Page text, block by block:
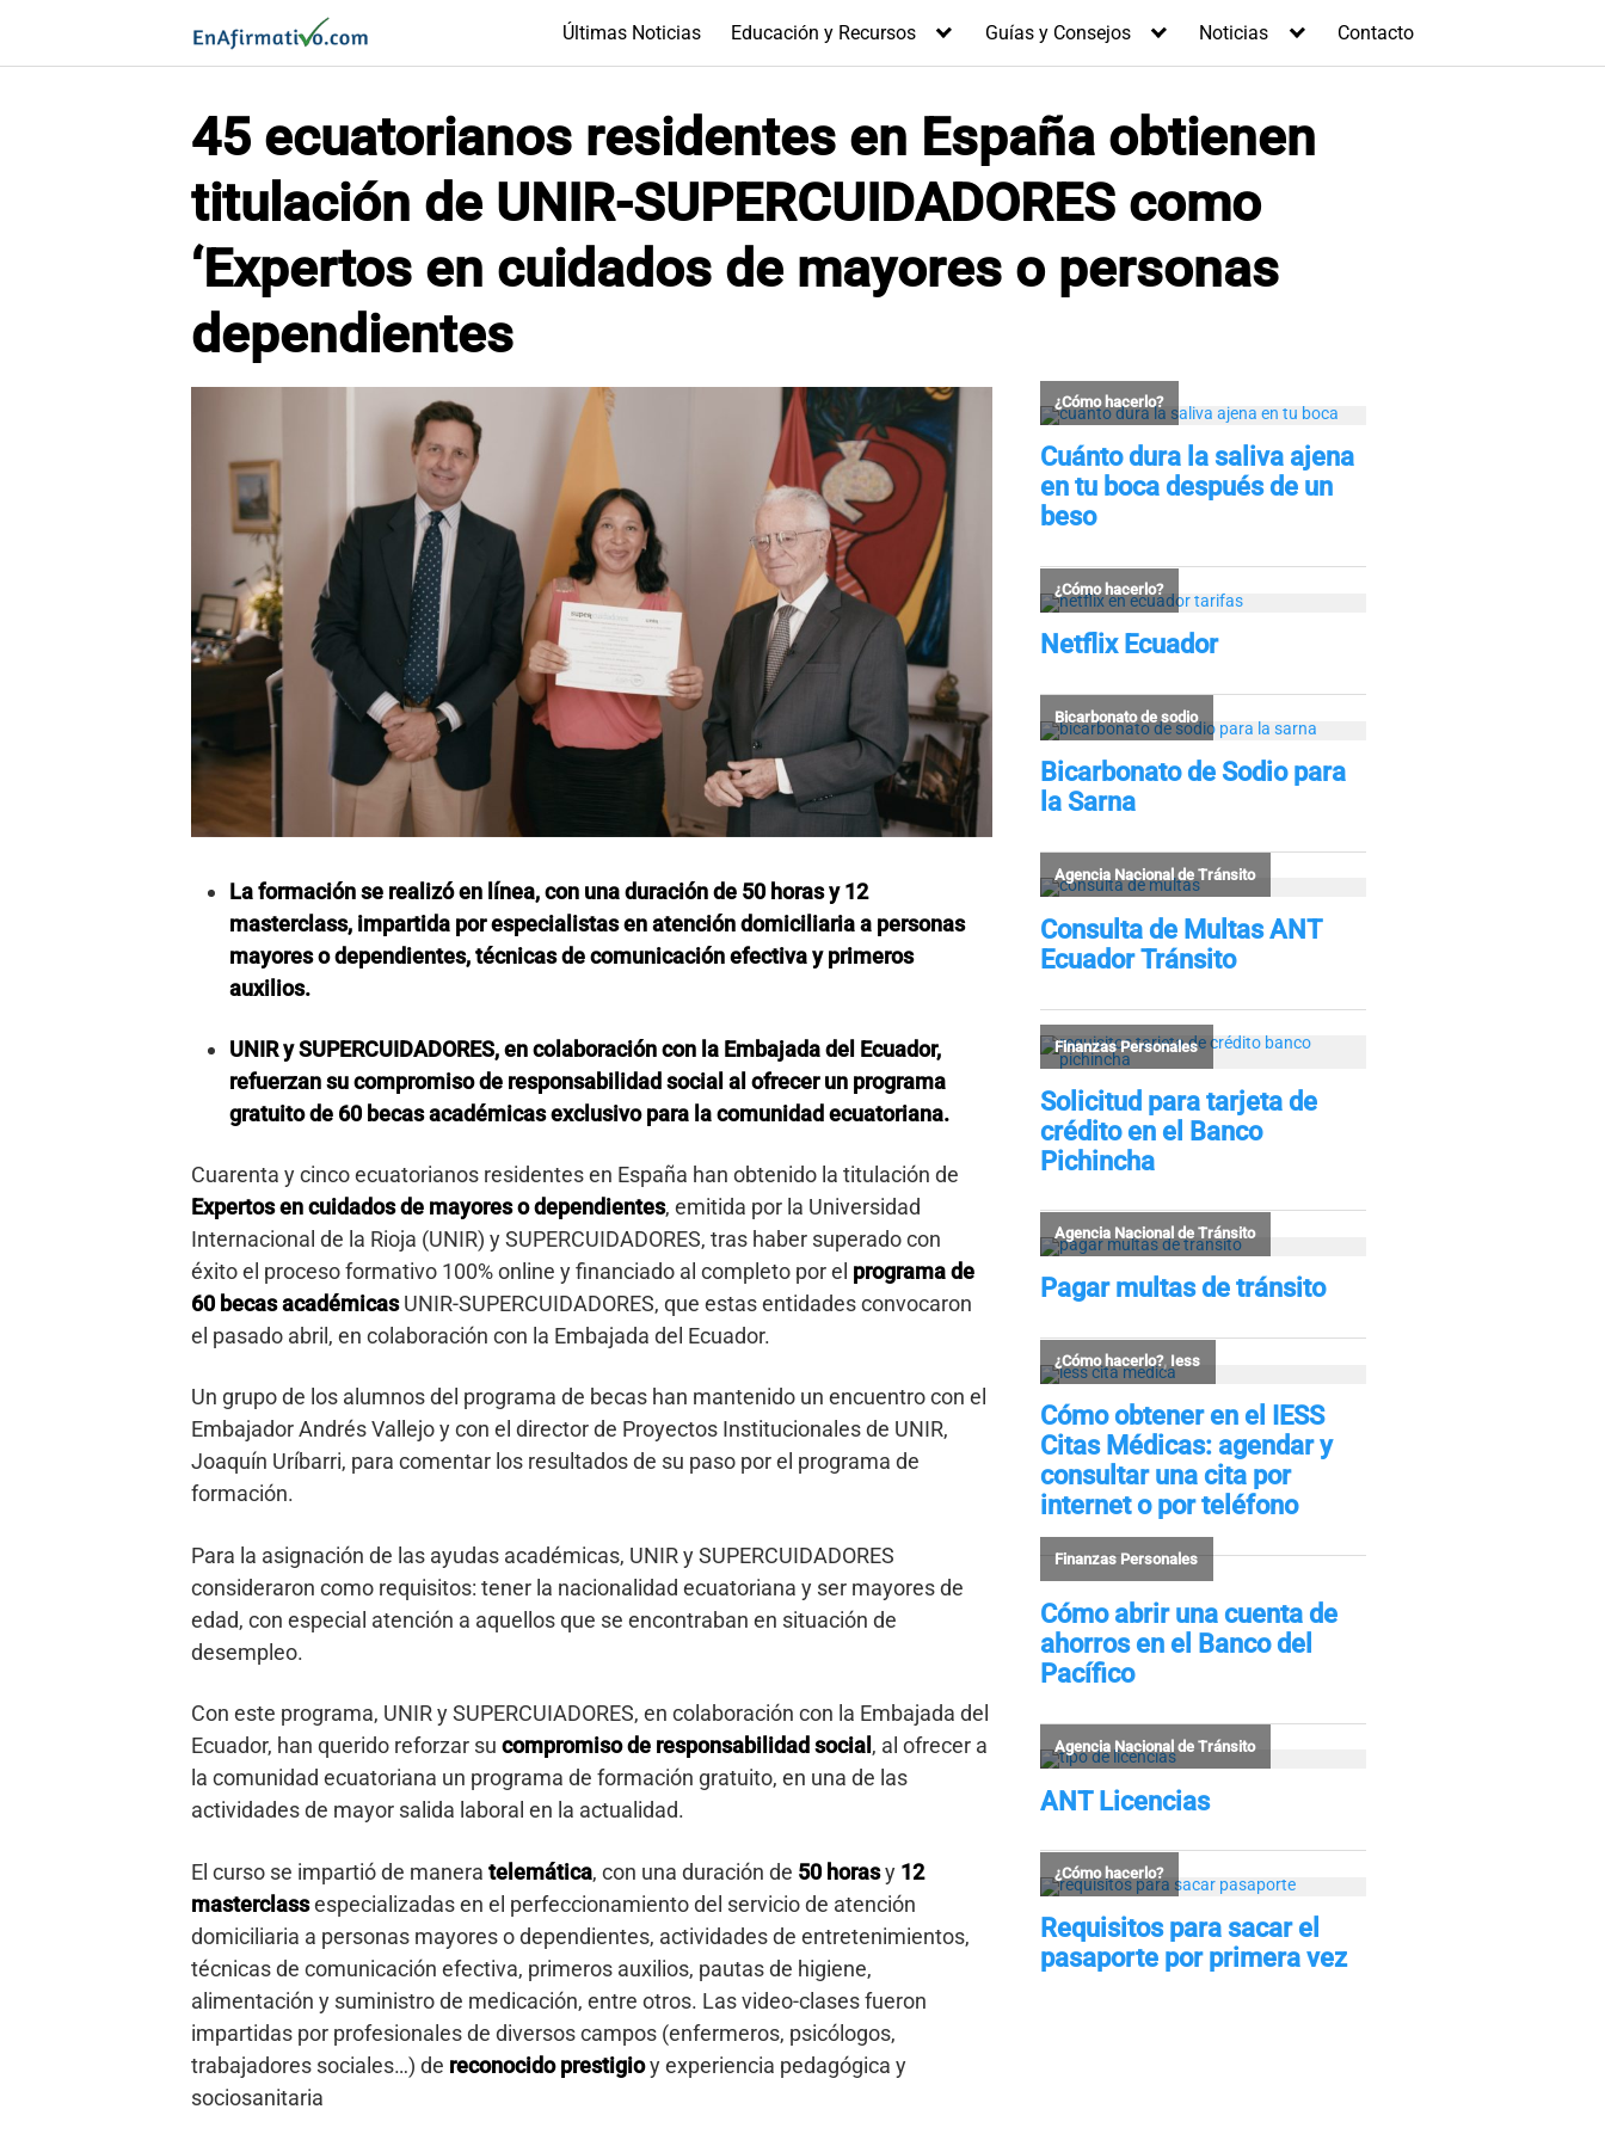
contenido
Últimas Noticias Educación y Recursos Guías y Consejos Noticias Contacto
45 ecuatorianos residentes en España obtienen
titulación de UNIR-SUPERCUIDADORES como
‘Expertos en cuidados de mayores o personas
dependientes
La formación se realizó en línea, con una duración de 50 horas y 12
masterclass, impartida por especialistas en atención domiciliaria a personas
mayores o dependientes, técnicas de comunicación efectiva y primeros
auxilios.
UNIR y SUPERCUIDADORES, en colaboración con la Embajada del Ecuador,
refuerzan su compromiso de responsabilidad social al ofrecer un programa
gratuito de 60 becas académicas exclusivo para la comunidad ecuatoriana.
Cuarenta y cinco ecuatorianos residentes en España han obtenido la titulación de
Expertos en cuidados de mayores o dependientes, emitida por la Universidad
Internacional de la Rioja (UNIR) y SUPERCUIDADORES, tras haber superado con
éxito el proceso formativo 100% online y financiado al completo por el programa de
60 becas académicasUNIR-SUPERCUIDADORES, que estas entidades convocaron
el pasado abril, en colaboración con la Embajada del Ecuador.
Un grupo de los alumnos del programa de becas han mantenido un encuentro con el
Embajador Andrés Vallejo y con el director de Proyectos Institucionales de UNIR,
Joaquín Uríbarri, para comentar los resultados de su paso por el programa de
formación.
Para la asignación de las ayudas académicas, UNIR y SUPERCUIDADORES
consideraron como requisitos: tener la nacionalidad ecuatoriana y ser mayores de
edad, con especial atención a aquellos que se encontraban en situación de
desempleo.
Con este programa, UNIR y SUPERCUIADORES, en colaboración con la Embajada del
Ecuador, han querido reforzar su compromiso de responsabilidad social , al ofrecer a
la comunidad ecuatoriana un programa de formación gratuito, en una de las
actividades de mayor salida laboral en la actualidad.
El curso se impartió de manera telemática, con una duración de 50 horasy 12
masterclassespecializadas en el perfeccionamiento del servicio de atención
domiciliaria a personas mayores o dependientes, actividades de entretenimientos,
técnicas de comunicación efectiva, primeros auxilios, pautas de higiene,
alimentación y suministro de medicación, entre otros. Las video-clases fueron
impartidas por profesionales de diversos campos (enfermeros, psicólogos,
trabajadores sociales…) de reconocido prestigioy experiencia pedagógica y
sociosanitaria